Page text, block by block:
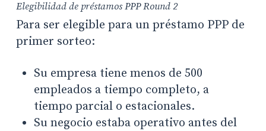
Elegibilidad de préstamos PPP Round 2
Para ser elegible para un préstamo PPP de
primer sorteo:
Su empresa tiene menos de 500
empleados a tiempo completo, a
tiempo parcial o estacionales.
Su negocio estaba operativo antes del